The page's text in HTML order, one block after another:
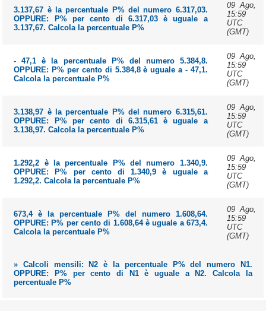
3.137,67 è la percentuale P% del numero 6.317,03.
OPPURE: P% per cento di 6.317,03 è uguale a
3.137,67. Calcola la percentuale P%
09 Ago,
15:59
UTC
(GMT)
- 47,1 è la percentuale P% del numero 5.384,8.
OPPURE: P% per cento di 5.384,8 è uguale a - 47,1.
Calcola la percentuale P%
09 Ago,
15:59
UTC
(GMT)
3.138,97 è la percentuale P% del numero 6.315,61.
OPPURE: P% per cento di 6.315,61 è uguale a
3.138,97. Calcola la percentuale P%
09 Ago,
15:59
UTC
(GMT)
1.292,2 è la percentuale P% del numero 1.340,9.
OPPURE: P% per cento di 1.340,9 è uguale a
1.292,2. Calcola la percentuale P%
09 Ago,
15:59
UTC
(GMT)
673,4 è la percentuale P% del numero 1.608,64.
OPPURE: P% per cento di 1.608,64 è uguale a 673,4.
Calcola la percentuale P%
09 Ago,
15:59
UTC
(GMT)
» Calcoli mensili: N2 è la percentuale P% del numero N1.
OPPURE: P% per cento di N1 è uguale a N2. Calcola la
percentuale P%